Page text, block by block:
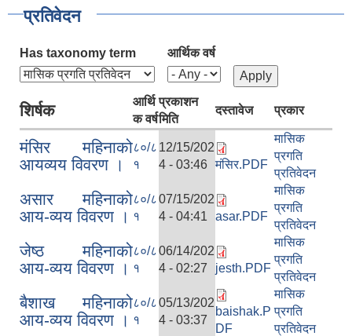
प्रतिवेदन
Has taxonomy term आर्थिक वर्ष
शिर्षक
आर्थि
क वर्ष
प्रकाशन
मिति
दस्तावेज प्रकार
मंसिर महिनाको
आयव्यय विवरण ।
८०/८
१
12/15/202
4 - 03:46 मंसिर.PDF
मासिक
प्रगति
प्रतिवेदन
असार महिनाको
आय-व्यय विवरण ।
८०/८
१
07/15/202
4 - 04:41
asar.PDF
मासिक
प्रगति
प्रतिवेदन
जेष्ठ महिनाको
आय-व्यय विवरण ।
८०/८
१
06/14/202
4 - 02:27
jesth.PDF
मासिक
प्रगति
प्रतिवेदन
बैशाख महिनाको
आय-व्यय विवरण ।
८०/८
१
05/13/202
4 - 03:37
baishak.P
DF
मासिक
प्रगति
प्रतिवेदन